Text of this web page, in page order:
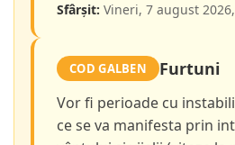
Sfârșit: Vineri, 7 august
COD GALBEN Furtuni
Vor fi perioade cu
ce se va manifesta prin